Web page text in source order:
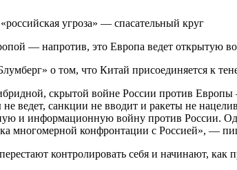
— напротив, это Европа ведет открытую
о том, что Китай присоединяется к
скрытой войне России против
ведет, санкции не вводит и ракеты не
и информационную войну против России.
многомерной конфронтации с Россией», —
контролировать себя и начинают, как